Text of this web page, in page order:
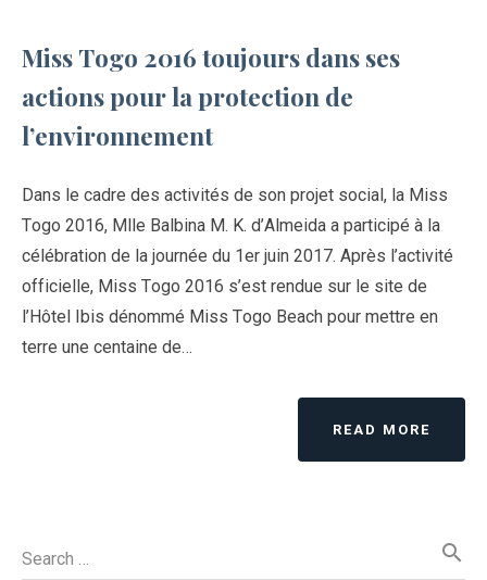
Miss Togo 2016 toujours dans ses
actions pour la protection de
l’environnement
Dans le cadre des activités de son projet social, la Miss
Togo 2016, Mlle Balbina M. K. d’Almeida a participé à la
célébration de la journée du 1er juin 2017. Après l’activité
officielle, Miss Togo 2016 s’est rendue sur le site de
l’Hôtel Ibis dénommé Miss Togo Beach pour mettre en
terre une centaine de…
READ MORE
Search … search